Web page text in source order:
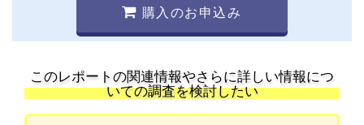
購入のお申込み
このレポートの関連情報やさらに詳しい情報につ
いての調査を検討したい